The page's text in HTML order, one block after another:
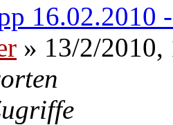
16.02.2010
» 13/2/2010,